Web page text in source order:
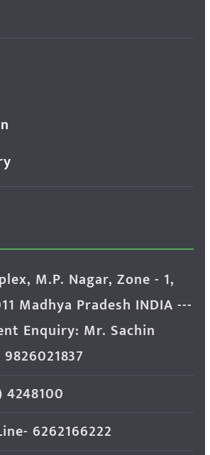
M.P. Nagar, Zone - 1,
Madhya Pradesh INDIA ---
Enquiry: Mr. Sachin
4248100
6262166222